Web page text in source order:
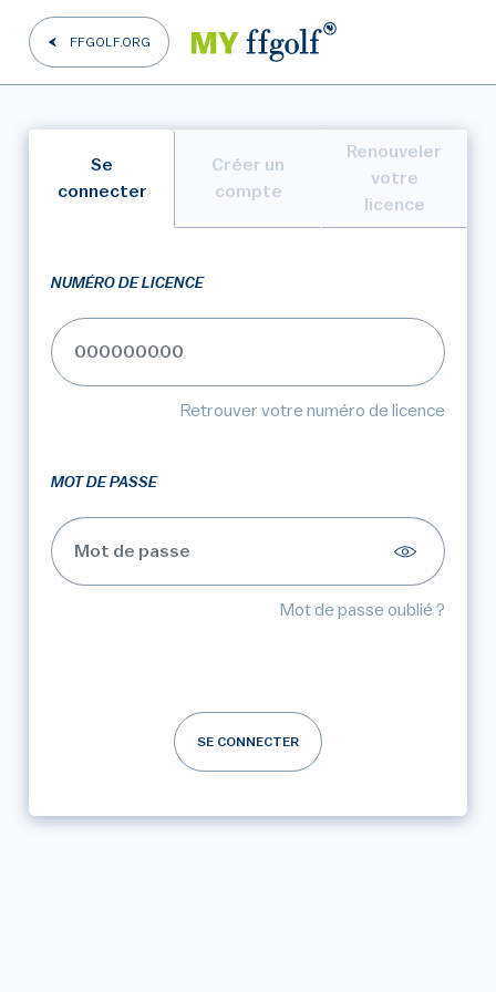
FFGOLF.ORG
Se
connecter
Créer un
compte
Renouveler
votre
licence
NUMÉRO DE LICENCE
Retrouver votre numéro de licence
MOT DE PASSE
Mot de passe oublié ?
SE CONNECTER